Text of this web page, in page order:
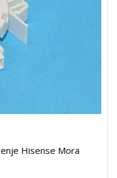
Hisense Mora